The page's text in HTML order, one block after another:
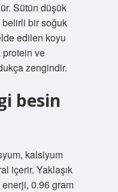
Sütün düşük
belirli bir soğuk
edilen koyu
protein ve
zengindir.
besin
kalsiyum
içerir. Yaklaşık
0.96 gram